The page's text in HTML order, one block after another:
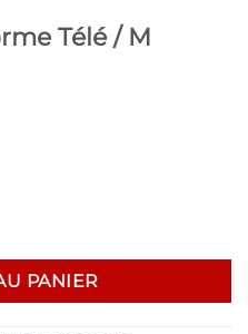
Télé / M
Télé / M
PANIER